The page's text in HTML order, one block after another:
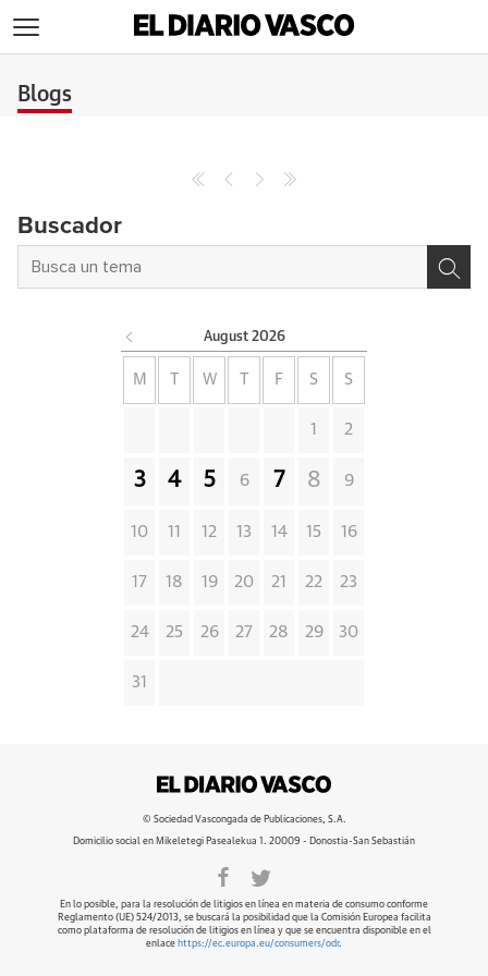
Blogs
Buscador
August 2026
M W F S S
1 2
3 4 5 6 7 8 9
10 11 12 13 14 15 16
17 18 19 20 21 22 23
24 25 26 27 28 29 30
31
© Sociedad Vascongada de Publicaciones, S.A.
Domicilio social en Mikeletegi Pasealekua 1. 20009 - Donostia-San Sebastián
En lo posible, para la resolución de litigios en línea en materia de consumo conforme
Reglamento (UE) 524/2013, se buscará la posibilidad que la Comisión Europea facilita
como plataforma de resolución de litigios en línea y que se encuentra disponible en el
enlace https://ec.europa.eu/consumers/odr.